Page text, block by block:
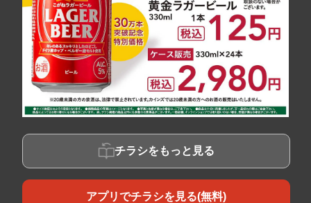
チラシをもっと見る
アプリでチラシを見る(無料)